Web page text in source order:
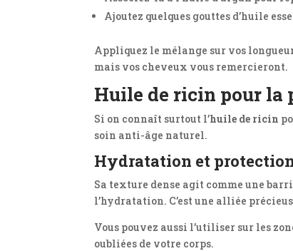
Ajoutez quelques gouttes d’huile
Appliquez le mélange sur vos
mais vos cheveux vous remercieront.
Huile de ricin pour la
Si on connaît surtout l’huile de ricin
soin anti-âge naturel.
Hydratation et
Sa texture dense agit comme une
l’hydratation. C’est une alliée
Vous pouvez aussi l’utiliser sur les
oubliées de votre corps.